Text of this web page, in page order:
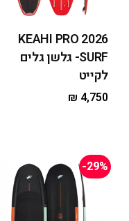
2026 KEAHI PRO
SURF- גלשן גלים
לקייט
₪ 4,750
-29%